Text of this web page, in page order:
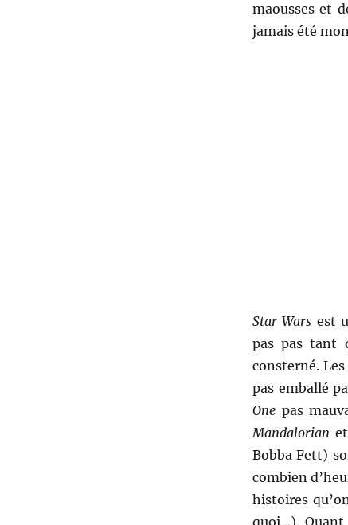
maousses et
jamais été
Star Wars est
pas pas tant
consterné.
pas emballé
Onepas
Mandalorian
Bobba Fett)
combien
histoires